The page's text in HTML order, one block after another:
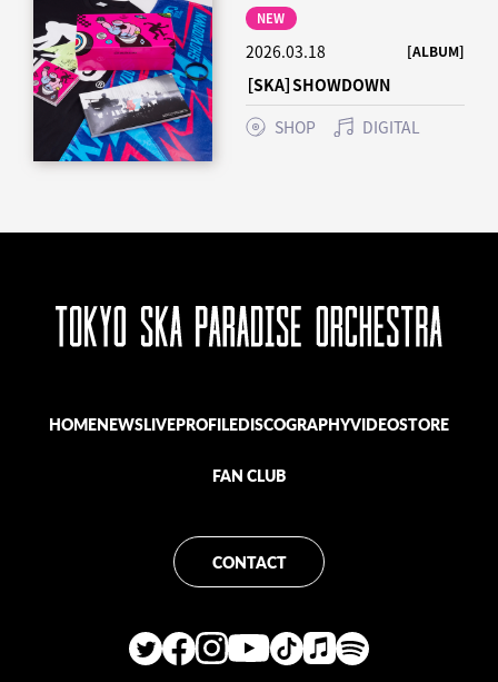
島貴男
30. スキャラバン
島貴男
30. スキャラバン
・35th Anniversary Live「スカパラ甲子園」
・35th Anniversary Finale「DOWN BEAT ARENA PARTⅡ」
※単品購入について
下記、単体商品の特典絵柄は映像作品ごとに異なります。
・35th Anniversary Live「スカパラ甲子園」
https://tokyoska.lnk.to/SKAPARAKOSHIEN
NEW
2026.03.18 [ALBUM]
［SKA］SHOWDOWN
SHOP
DIGITAL
HOMENEWSLIVEPROFILEDISCOGRAPHYVIDEOSTORE
FAN CLUB
CONTACT